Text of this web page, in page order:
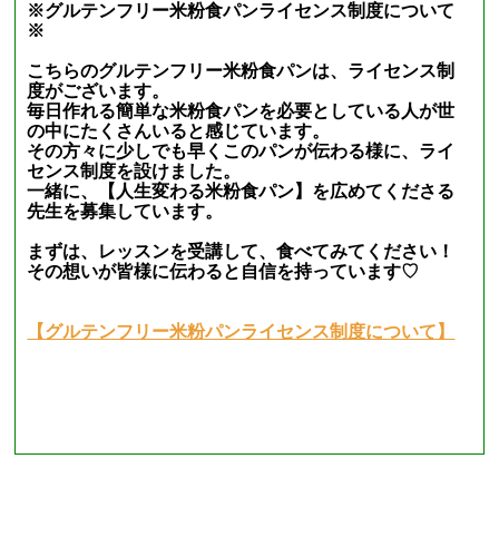
※グルテンフリー米粉食パンライセンス制度について
※
こちらのグルテンフリー米粉食パンは、ライセンス制
度がございます。
毎日作れる簡単な米粉食パンを必要としている人が世
の中にたくさんいると感じています。
その方々に少しでも早くこのパンが伝わる様に、ライ
センス制度を設けました。
一緒に、【人生変わる米粉食パン】を広めてくださる
先生を募集しています。
まずは、レッスンを受講して、食べてみてください！
その想いが皆様に伝わると自信を持っています♡
【グルテンフリー米粉パンライセンス制度について】